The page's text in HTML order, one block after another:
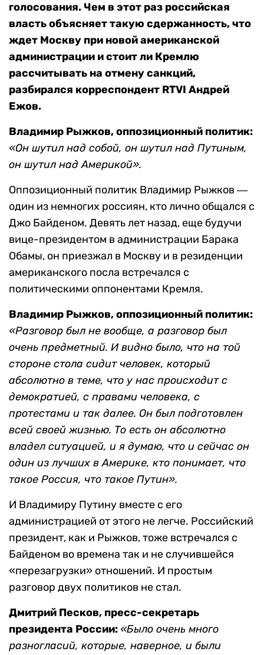
голосования. Чем в этот раз российская
власть объясняет такую сдержанность, что
ждет Москву при новой американской
администрации и стоит ли Кремлю
рассчитывать на отмену санкций,
разбирался корреспондент RTVI Андрей
Ежов.
Владимир Рыжков, оппозиционный политик:
«Он шутил над собой, он шутил над Путиным,
он шутил над Америкой».
Оппозиционный политик Владимир Рыжков ―
один из немногих россиян, кто лично общался с
Джо Байденом. Девять лет назад, еще будучи
вице-президентом в администрации Барака
Обамы, он приезжал в Москву и в резиденции
американского посла встречался с
политическими оппонентами Кремля.
Владимир Рыжков, оппозиционный политик:
«Разговор был не вообще, а разговор был
очень предметный. И видно было, что на той
стороне стола сидит человек, который
абсолютно в теме, что у нас происходит с
демократией, с правами человека, с
протестами и так далее. Он был подготовлен
всей своей жизнью. То есть он абсолютно
владел ситуацией, и я думаю, что и сейчас он
один из лучших в Америке, кто понимает, что
такое Россия, что такое Путин».
И Владимиру Путину вместе с его
администрацией от этого не легче. Российский
президент, как и Рыжков, тоже встречался с
Байденом во времена так и не случившейся
«перезагрузки» отношений. И простым
разговор двух политиков не стал.
Дмитрий Песков, пресс-секретарь
президента России: «Было очень много
разногласий, которые, наверное, и были